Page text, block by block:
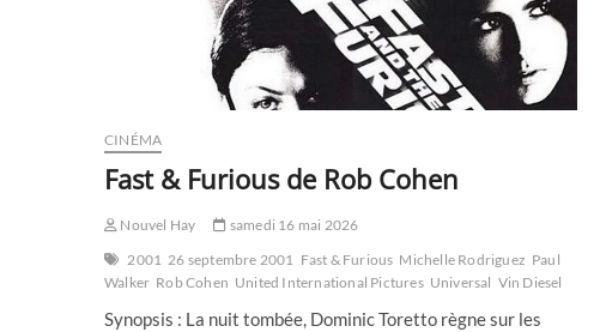
CINÉMA
Fast & Furious de Rob Cohen
Nouvel Hay
samedi 16 mai 2026
2001 26 septembre 2001 Fast & Furious Michelle Rodriguez Paul
Walker Rob Cohen United International Pictures Universal Vin Diesel
Synopsis : La nuit tombée, Dominic Toretto règne sur les